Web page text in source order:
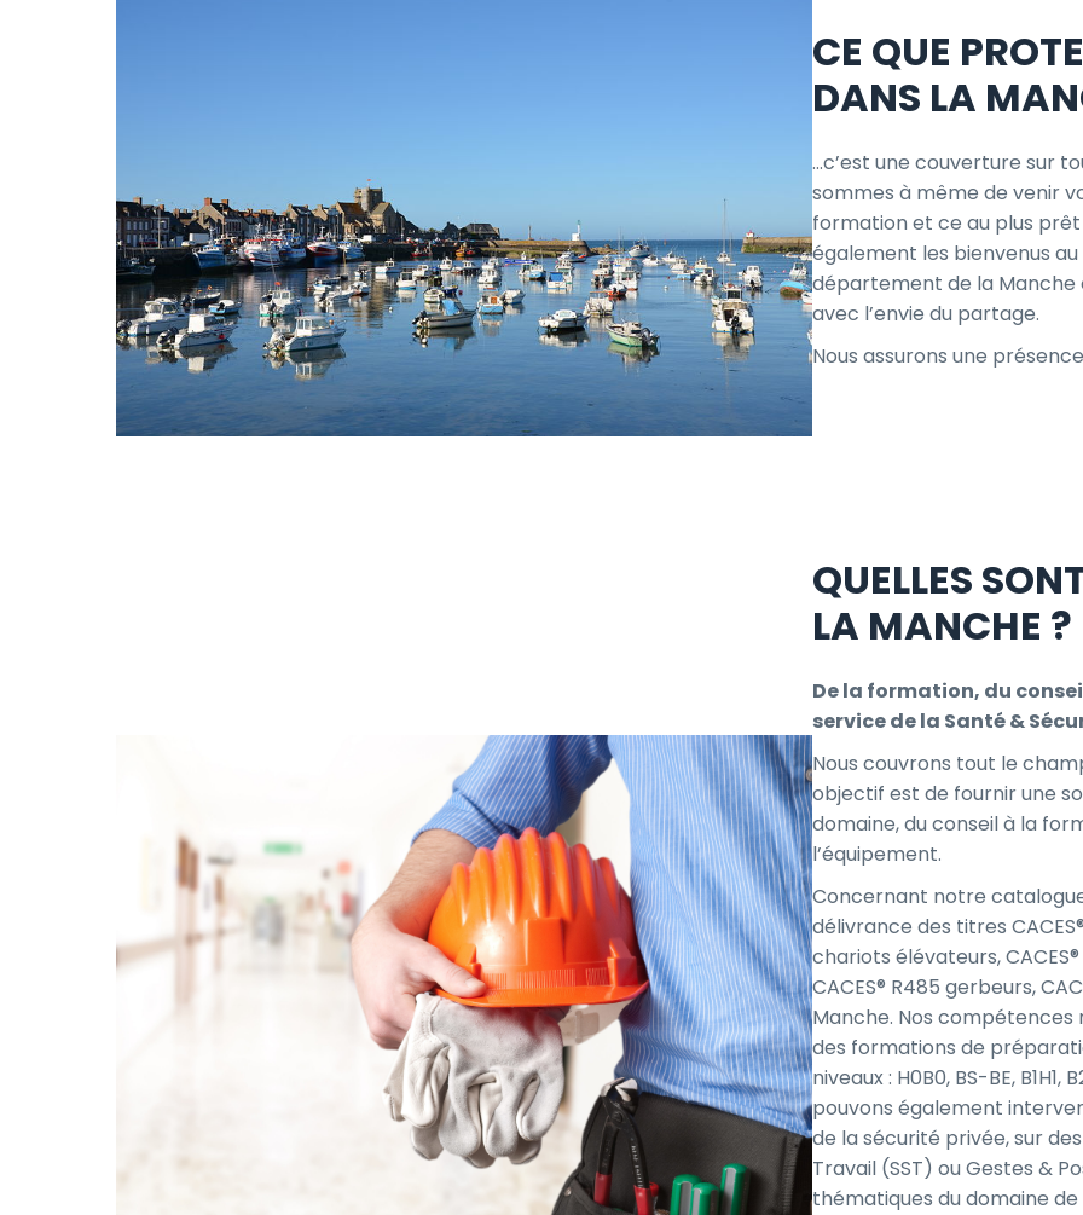
CE QUE
DANS LA
…c’est une couverture sur
sommes à même de venir
formation et ce au plus
également les bienvenus
département de la Manche
avec l’envie du partage.
Nous assurons une
QUELLES
LA MANCHE ?
De la formation, du
service de la Santé &
Nous couvrons tout le
objectif est de fournir une
domaine, du conseil à la
l’équipement.
Concernant notre
délivrance des titres
chariots élévateurs,
CACES® R485 gerbeurs,
Manche. Nos
des formations de
niveaux : H0B0, BS-BE,
pouvons également
de la sécurité privée, sur
Travail (SST) ou Gestes &
thématiques du domaine